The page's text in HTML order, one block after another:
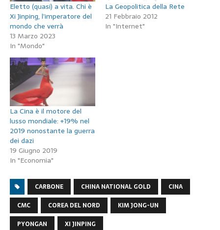
Eletto (quasi) a vita. Chi è
Xi Jinping, l’imperatore del
mondo che verrà
13 Marzo 2023
In "Mondo"
La Geopolitica della Rete
21 Febbraio 2012
In "Internet"
La Cina è il motore del
lusso mondiale: +19% nel
2019 nonostante la guerra
dei dazi
19 Giugno 2019
In "Economia"
CARBONE CHINA NATIONAL GOLD
CINA
CMC
COREA DEL NORD
KIM JONG-UN
PYONGAN
XI JINPING